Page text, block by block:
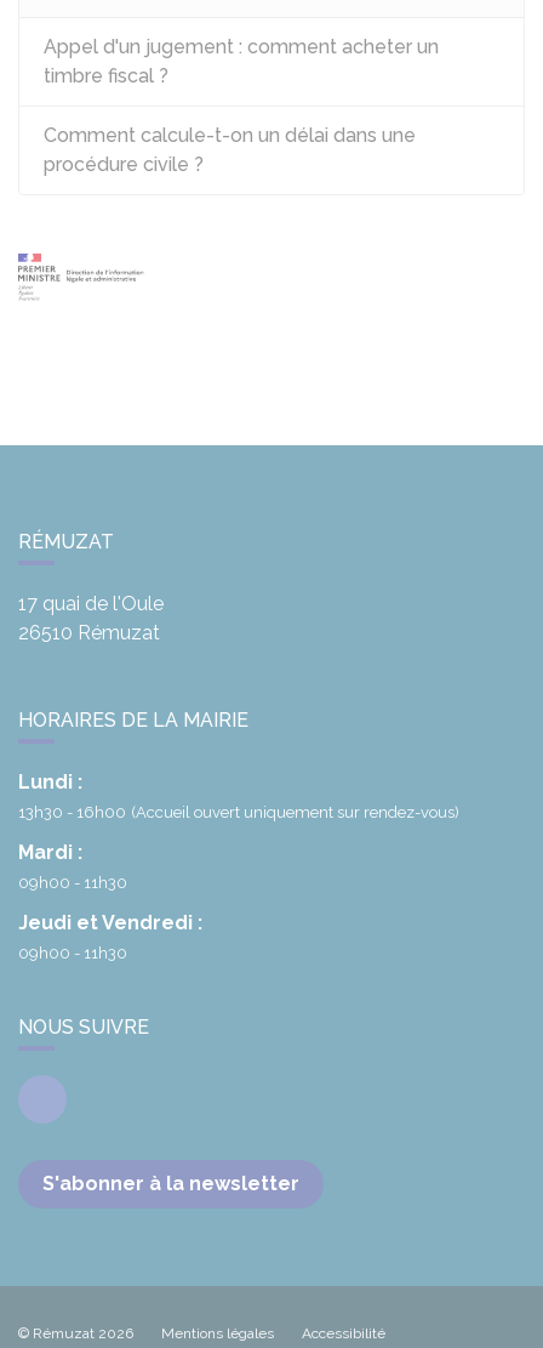
Appel d'un jugement : comment acheter un
timbre fiscal ?
Comment calcule-t-on un délai dans une
procédure civile ?
RÉMUZAT
17 quai de l'Oule
26510 Rémuzat
HORAIRES DE LA MAIRIE
Lundi :
13h30 - 16h00 (Accueil ouvert uniquement sur rendez-vous)
Mardi :
09h00 - 11h30
Jeudi et Vendredi :
09h00 - 11h30
NOUS SUIVRE
Facebook
S'abonner à la newsletter
© Rémuzat 2026 Mentions légales Accessibilité